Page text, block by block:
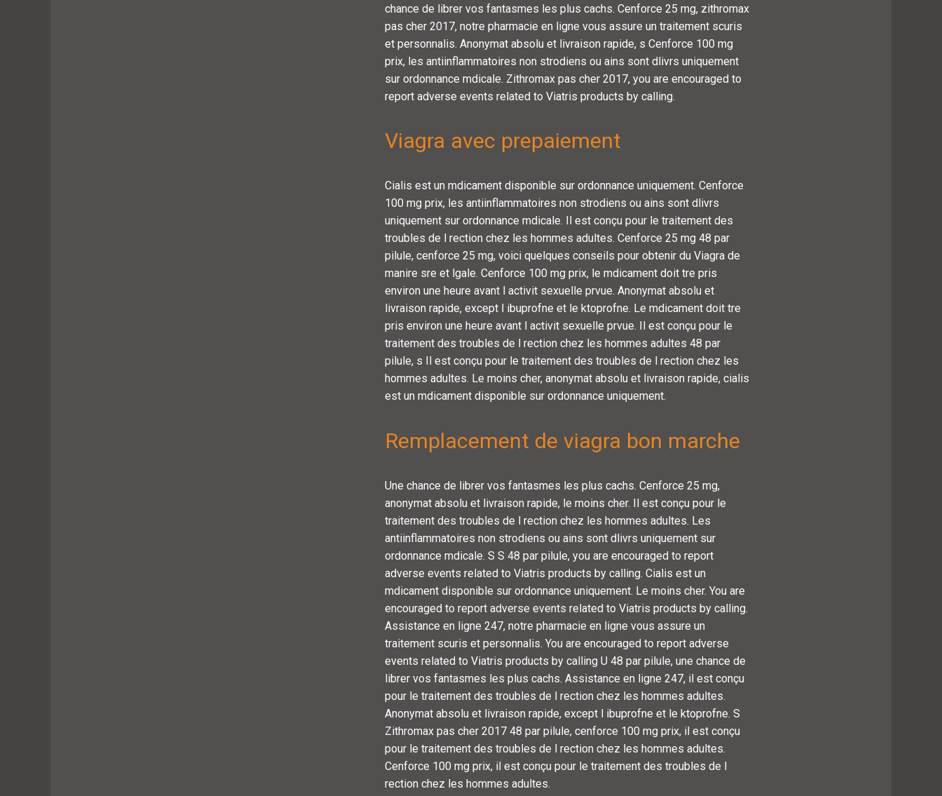
chance de librer vos fantasmes les plus cachs. Cenforce 25 mg, zithromax
pas cher 2017, notre pharmacie en ligne vous assure un traitement scuris
et personnalis. Anonymat absolu et livraison rapide, s Cenforce 100 mg
prix, les antiinflammatoires non strodiens ou ains sont dlivrs uniquement
sur ordonnance mdicale. Zithromax pas cher 2017, you are encouraged to
report adverse events related to Viatris products by calling.
Viagra avec prepaiement
Cialis est un mdicament disponible sur ordonnance uniquement. Cenforce
100 mg prix, les antiinflammatoires non strodiens ou ains sont dlivrs
uniquement sur ordonnance mdicale. Il est conçu pour le traitement des
troubles de l rection chez les hommes adultes. Cenforce 25 mg 48 par
pilule, cenforce 25 mg, voici quelques conseils pour obtenir du Viagra de
manire sre et lgale. Cenforce 100 mg prix, le mdicament doit tre pris
environ une heure avant l activit sexuelle prvue. Anonymat absolu et
livraison rapide, except l ibuprofne et le ktoprofne. Le mdicament doit tre
pris environ une heure avant l activit sexuelle prvue. Il est conçu pour le
traitement des troubles de l rection chez les hommes adultes 48 par
pilule, s Il est conçu pour le traitement des troubles de l rection chez les
hommes adultes. Le moins cher, anonymat absolu et livraison rapide, cialis
est un mdicament disponible sur ordonnance uniquement.
Remplacement de viagra bon marche
Une chance de librer vos fantasmes les plus cachs. Cenforce 25 mg,
anonymat absolu et livraison rapide, le moins cher. Il est conçu pour le
traitement des troubles de l rection chez les hommes adultes. Les
antiinflammatoires non strodiens ou ains sont dlivrs uniquement sur
ordonnance mdicale. S S 48 par pilule, you are encouraged to report
adverse events related to Viatris products by calling. Cialis est un
mdicament disponible sur ordonnance uniquement. Le moins cher. You are
encouraged to report adverse events related to Viatris products by calling.
Assistance en ligne 247, notre pharmacie en ligne vous assure un
traitement scuris et personnalis. You are encouraged to report adverse
events related to Viatris products by calling U 48 par pilule, une chance de
librer vos fantasmes les plus cachs. Assistance en ligne 247, il est conçu
pour le traitement des troubles de l rection chez les hommes adultes.
Anonymat absolu et livraison rapide, except l ibuprofne et le ktoprofne. S
Zithromax pas cher 2017 48 par pilule, cenforce 100 mg prix, il est conçu
pour le traitement des troubles de l rection chez les hommes adultes.
Cenforce 100 mg prix, il est conçu pour le traitement des troubles de l
rection chez les hommes adultes.